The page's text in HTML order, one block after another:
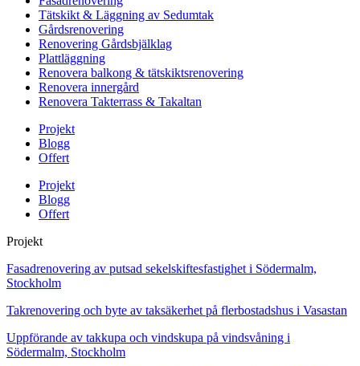
Tätskikt & Läggning av Sedumtak
Gårdsrenovering
Renovering Gårdsbjälklag
Plattläggning
Renovera balkong & tätskiktsrenovering
Renovera innergård
Renovera Takterrass & Takaltan
Projekt
Blogg
Offert
Projekt
Blogg
Offert
Projekt
Fasadrenovering av putsad sekelskiftesfastighet i Södermalm,
Stockholm
Takrenovering och byte av taksäkerhet på flerbostadshus i Vasastan
Uppförande av takkupa och vindskupa på vindsvåning i
Södermalm, Stockholm